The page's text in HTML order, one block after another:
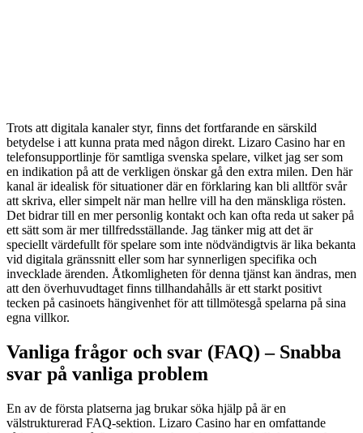
Trots att digitala kanaler styr, finns det fortfarande en särskild
betydelse i att kunna prata med någon direkt. Lizaro Casino har en
telefonsupportlinje för samtliga svenska spelare, vilket jag ser som
en indikation på att de verkligen önskar gå den extra milen. Den här
kanal är idealisk för situationer där en förklaring kan bli alltför svår
att skriva, eller simpelt när man hellre vill ha den mänskliga rösten.
Det bidrar till en mer personlig kontakt och kan ofta reda ut saker på
ett sätt som är mer tillfredsställande. Jag tänker mig att det är
speciellt värdefullt för spelare som inte nödvändigtvis är lika bekanta
vid digitala gränssnitt eller som har synnerligen specifika och
invecklade ärenden. Åtkomligheten för denna tjänst kan ändras, men
att den överhuvudtaget finns tillhandahålls är ett starkt positivt
tecken på casinoets hängivenhet för att tillmötesgå spelarna på sina
egna villkor.
Vanliga frågor och svar (FAQ) – Snabba
svar på vanliga problem
En av de första platserna jag brukar söka hjälp på är en
välstrukturerad FAQ-sektion. Lizaro Casino har en omfattande